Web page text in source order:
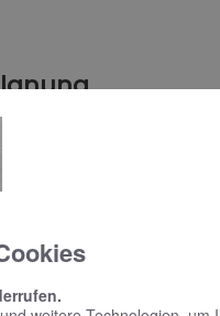
möglichen Fördermitteln